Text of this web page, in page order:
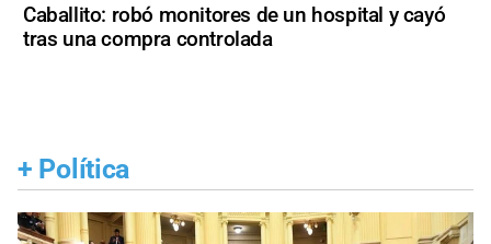
Caballito: robó monitores de un hospital y cayó
tras una compra controlada
+ Política